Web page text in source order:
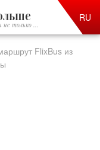
не только ...
RU
FlixBus из